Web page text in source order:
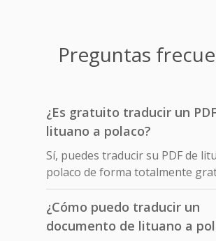
Preguntas
¿Es gratuito traducir un
lituano a polaco?
Sí, puedes traducir su PDF de
polaco de forma totalmente
¿Cómo puedo traducir un
documento de lituano a